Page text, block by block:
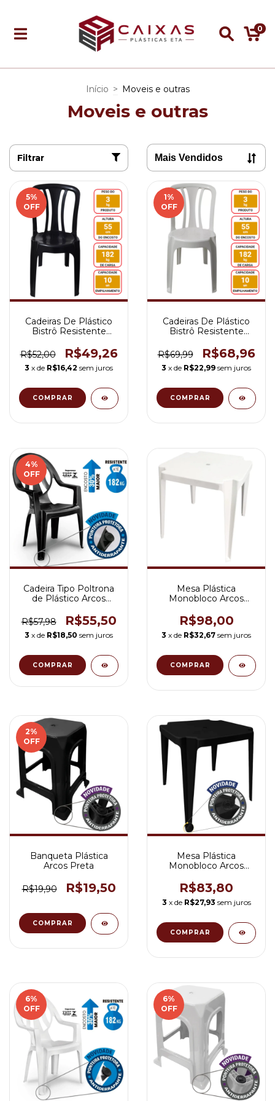
0
Início > Moveis e outras
Moveis e outras
Filtrar
5%
OFF
Cadeiras De Plástico
Bistrô Resistente
Cor: Preta
R$52,00 R$49,26
3 x de R$16,42 sem juros
1%
OFF
Cadeiras De Plástico
Bistrô Resistente
Branca
R$69,99 R$68,96
3 x de R$22,99 sem juros
4%
OFF
Cadeira Tipo Poltrona
de Plástico Arcos
182Kg Cor Preta
R$57,98 R$55,50
3 x de R$18,50 sem juros
COMPRAR
Mesa Plástica
Monobloco Arcos
R$98,00
3 x de R$32,67 sem juros
2%
OFF
Banqueta Plástica
Arcos Preta
R$19,90 R$19,50
Mesa Plástica
Monobloco Arcos
R$83,80
3 x de R$27,93 sem juros
6%
OFF
6%
OFF